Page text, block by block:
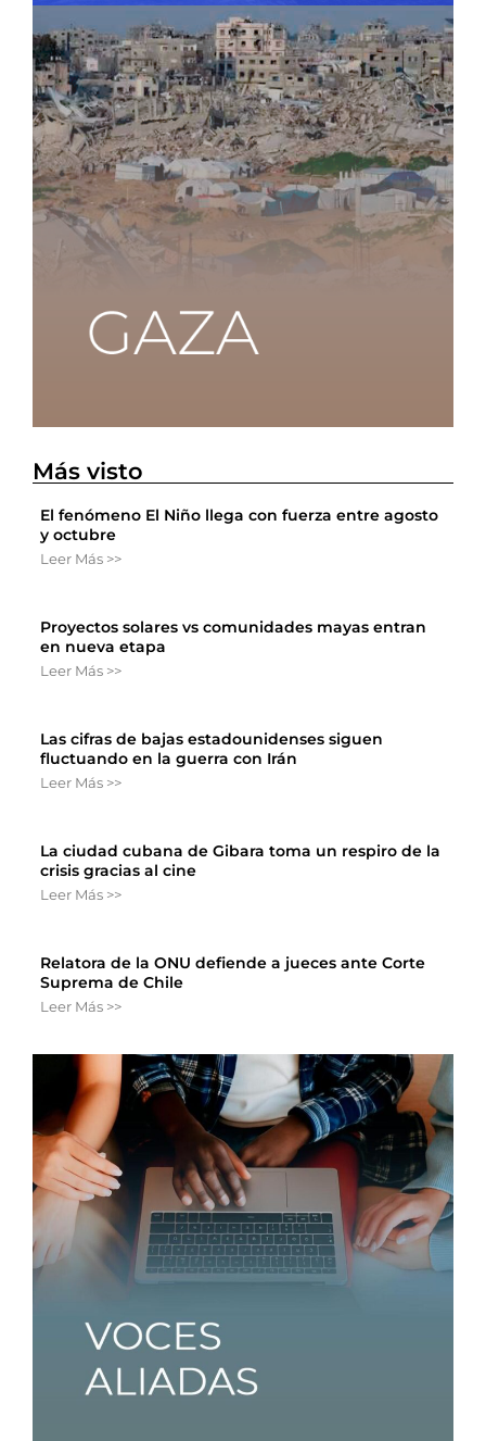
Más visto
El fenómeno El Niño llega con fuerza entre agosto
y octubre
Leer Más >>
Proyectos solares vs comunidades mayas entran
en nueva etapa
Leer Más >>
Las cifras de bajas estadounidenses siguen
fluctuando en la guerra con Irán
Leer Más >>
La ciudad cubana de Gibara toma un respiro de la
crisis gracias al cine
Leer Más >>
Relatora de la ONU defiende a jueces ante Corte
Suprema de Chile
Leer Más >>